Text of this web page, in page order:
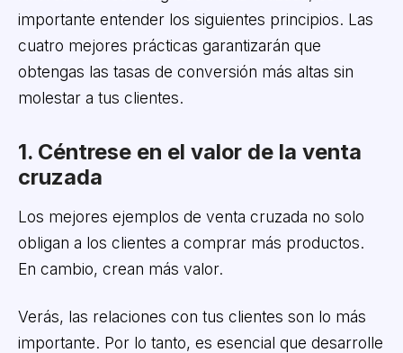
importante entender los siguientes principios. Las
cuatro mejores prácticas garantizarán que
obtengas las tasas de conversión más altas sin
molestar a tus clientes.
1. Céntrese en el valor de la venta
cruzada
Los mejores ejemplos de venta cruzada no solo
obligan a los clientes a comprar más productos.
En cambio, crean más valor.
Verás, las relaciones con tus clientes son lo más
importante. Por lo tanto, es esencial que desarrolle